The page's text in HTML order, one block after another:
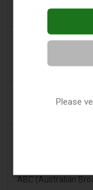
Tobacco Reporter
Confidentenamibia
利润高于学生：
米比亚的未来领
Please